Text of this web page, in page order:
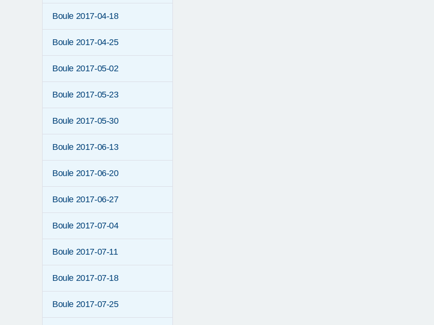
Boule 2017-04-18
Boule 2017-04-25
Boule 2017-05-02
Boule 2017-05-23
Boule 2017-05-30
Boule 2017-06-13
Boule 2017-06-20
Boule 2017-06-27
Boule 2017-07-04
Boule 2017-07-11
Boule 2017-07-18
Boule 2017-07-25